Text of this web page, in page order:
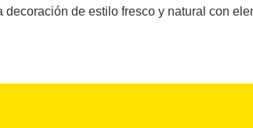
de estilo fresco y natural con